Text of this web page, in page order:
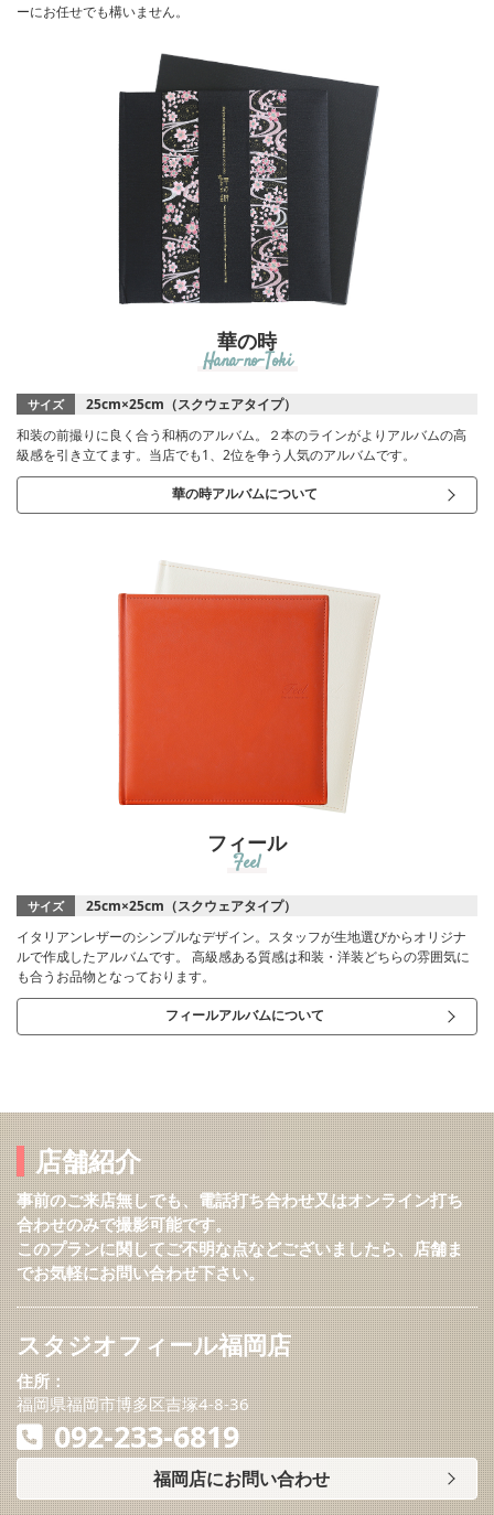
ーにお任せでも構いません。
華の時
Hana-no-Toki
サイズ
25cm×25cm（スクウェアタイプ）
和装の前撮りに良く合う和柄のアルバム。２本のラインがよりアルバムの高
級感を引き立てます。当店でも1、2位を争う人気のアルバムです。
華の時アルバムについて
フィール
Feel
サイズ
25cm×25cm（スクウェアタイプ）
イタリアンレザーのシンプルなデザイン。スタッフが生地選びからオリジナ
ルで作成したアルバムです。 高級感ある質感は和装・洋装どちらの雰囲気に
も合うお品物となっております。
フィールアルバムについて
店舗紹介
事前のご来店無しでも、電話打ち合わせ又はオンライン打ち
合わせのみで撮影可能です。
このプランに関してご不明な点などございましたら、店舗ま
でお気軽にお問い合わせ下さい。
スタジオフィール福岡店
住所：
福岡県福岡市博多区吉塚4-8-36
092-233-6819
福岡店にお問い合わせ